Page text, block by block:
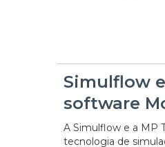
Simulflow
software
A Simulflow e a MP
tecnologia de